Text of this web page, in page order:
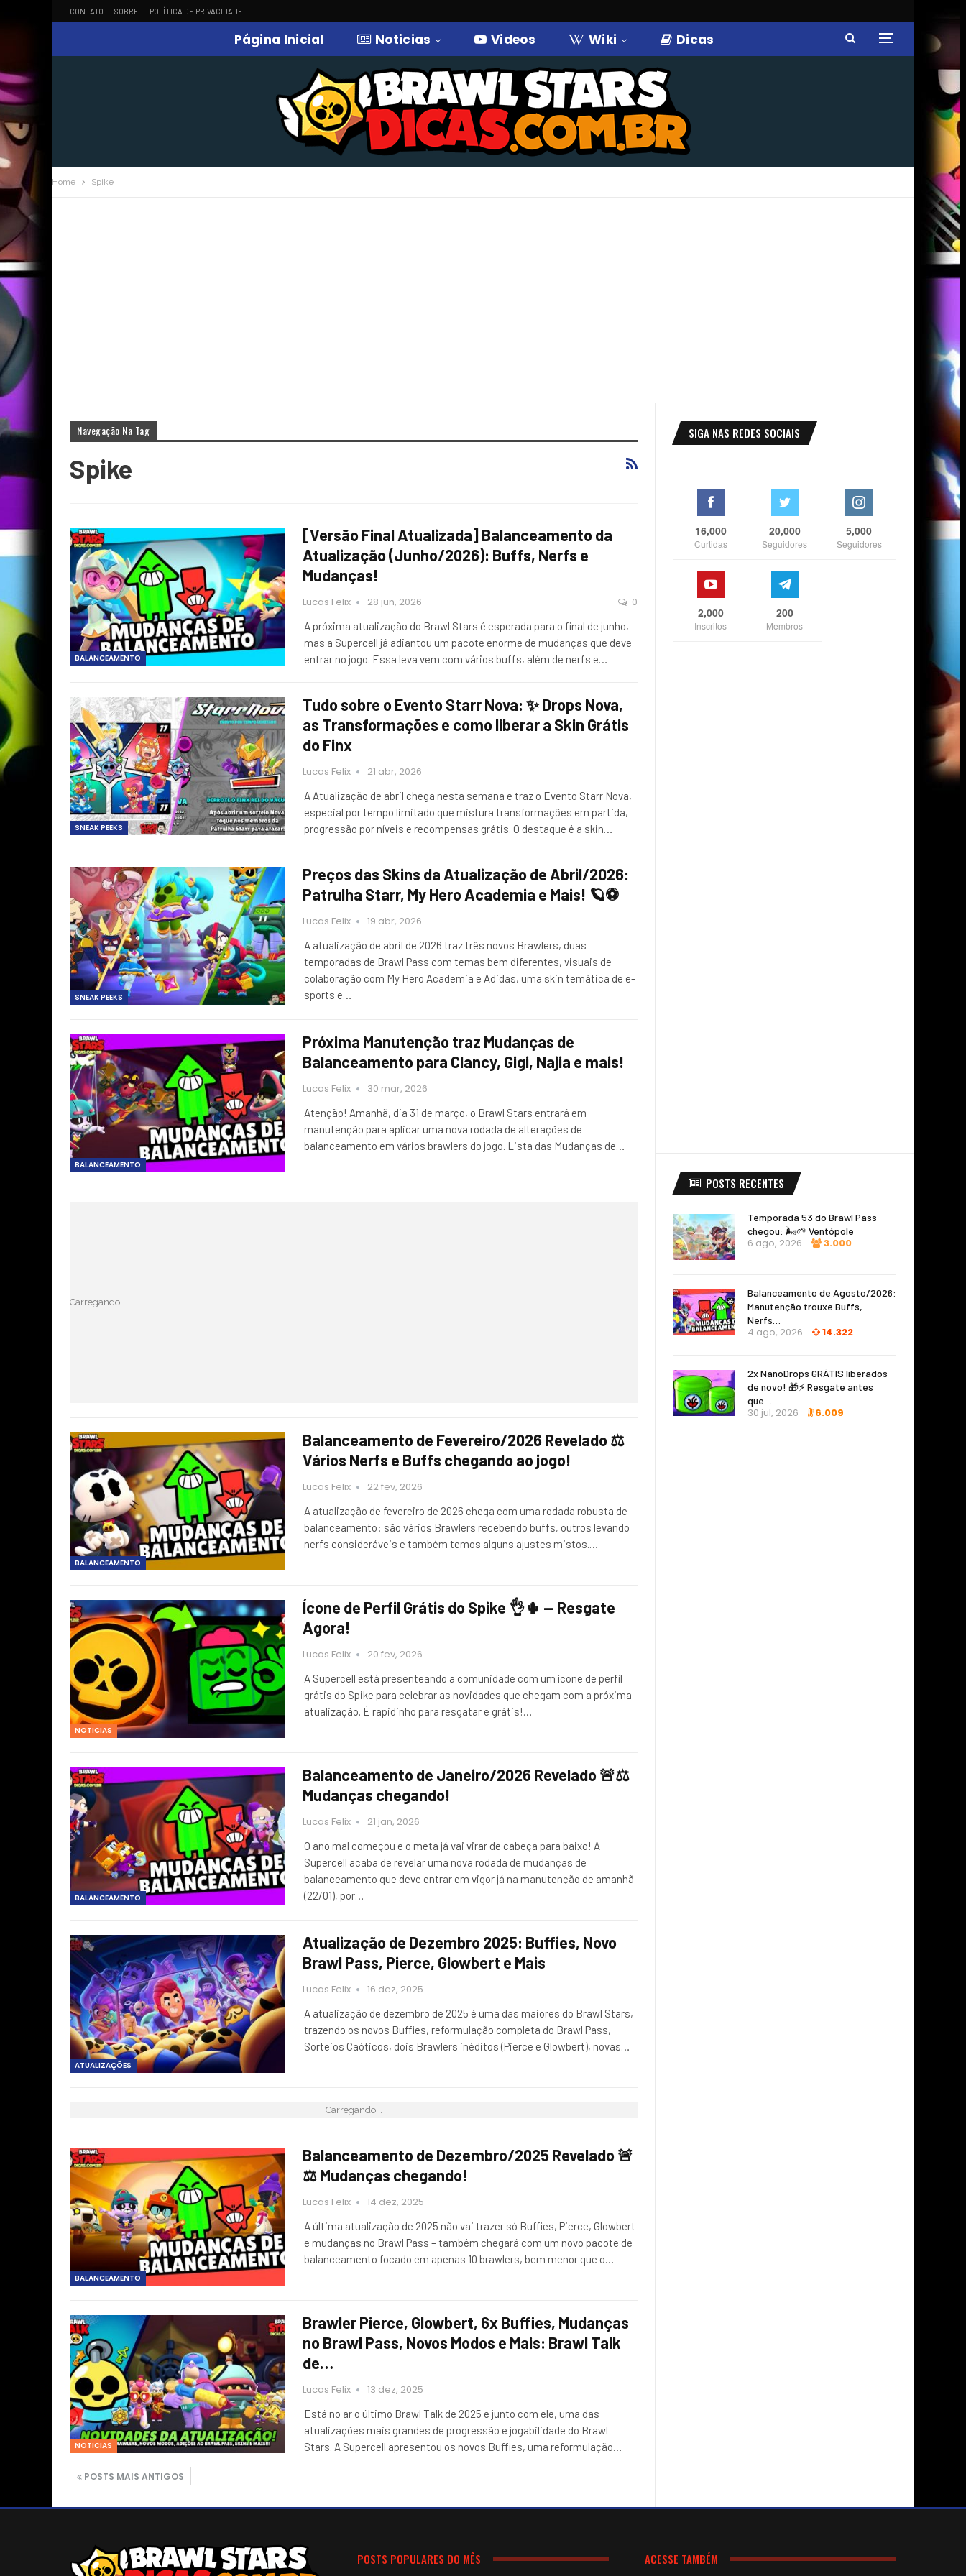
CONTATO SOBRE POLÍTICA DE PRIVACIDADE
Página Inicial Noticias Videos Wiki Dicas
Home Spike
Navegação Na Tag
Spike
BALANCEAMENTO
[Versão Final Atualizada] Balanceamento da
Atualização (Junho/2026): Buffs, Nerfs e
Mudanças!
Lucas Felix 28 jun, 2026 0
A próxima atualização do Brawl Stars é esperada para o final de junho,
mas a Supercell já adiantou um pacote enorme de mudanças que deve
entrar no jogo. Essa leva vem com vários buffs, além de nerfs e…
SNEAK PEEKS
Tudo sobre o Evento Starr Nova: ✨ Drops Nova,
as Transformações e como liberar a Skin Grátis
do Finx
Lucas Felix 21 abr, 2026
A Atualização de abril chega nesta semana e traz o Evento Starr Nova,
especial por tempo limitado que mistura transformações em partida,
progressão por níveis e recompensas grátis. O destaque é a skin…
SNEAK PEEKS
Preços das Skins da Atualização de Abril/2026:
Patrulha Starr, My Hero Academia e Mais! 🪐⚽
Lucas Felix 19 abr, 2026
A atualização de abril de 2026 traz três novos Brawlers, duas
temporadas de Brawl Pass com temas bem diferentes, visuais de
colaboração com My Hero Academia e Adidas, uma skin temática de e-
sports e…
BALANCEAMENTO
Próxima Manutenção traz Mudanças de
Balanceamento para Clancy, Gigi, Najia e mais!
Lucas Felix 30 mar, 2026
Atenção! Amanhã, dia 31 de março, o Brawl Stars entrará em
manutenção para aplicar uma nova rodada de alterações de
balanceamento em vários brawlers do jogo. Lista das Mudanças de…
Carregando...
BALANCEAMENTO
Balanceamento de Fevereiro/2026 Revelado ⚖️
Vários Nerfs e Buffs chegando ao jogo!
Lucas Felix 22 fev, 2026
A atualização de fevereiro de 2026 chega com uma rodada robusta de
balanceamento: são vários Brawlers recebendo buffs, outros levando
nerfs consideráveis e também temos alguns ajustes mistos.…
NOTICIAS
Ícone de Perfil Grátis do Spike 👌🌵 — Resgate
Agora!
Lucas Felix 20 fev, 2026
A Supercell está presenteando a comunidade com um ícone de perfil
grátis do Spike para celebrar as novidades que chegam com a próxima
atualização. É rapidinho para resgatar e grátis!…
BALANCEAMENTO
Balanceamento de Janeiro/2026 Revelado 🚨⚖️
Mudanças chegando!
Lucas Felix 21 jan, 2026
O ano mal começou e o meta já vai virar de cabeça para baixo! A
Supercell acaba de revelar uma nova rodada de mudanças de
balanceamento que deve entrar em vigor já na manutenção de amanhã
(22/01), por…
ATUALIZAÇÕES
Atualização de Dezembro 2025: Buffies, Novo
Brawl Pass, Pierce, Glowbert e Mais
Lucas Felix 16 dez, 2025
A atualização de dezembro de 2025 é uma das maiores do Brawl Stars,
trazendo os novos Buffies, reformulação completa do Brawl Pass,
Sorteios Caóticos, dois Brawlers inéditos (Pierce e Glowbert), novas…
Carregando...
BALANCEAMENTO
Balanceamento de Dezembro/2025 Revelado 🚨
⚖️ Mudanças chegando!
Lucas Felix 14 dez, 2025
A última atualização de 2025 não vai trazer só Buffies, Pierce, Glowbert
e mudanças no Brawl Pass – também chegará com um novo pacote de
balanceamento focado em apenas 10 brawlers, bem menor que o…
NOTICIAS
Brawler Pierce, Glowbert, 6x Buffies, Mudanças
no Brawl Pass, Novos Modos e Mais: Brawl Talk
de…
Lucas Felix 13 dez, 2025
Está no ar o último Brawl Talk de 2025 e junto com ele, uma das
atualizações mais grandes de progressão e jogabilidade do Brawl
Stars. A Supercell apresentou os novos Buffies, uma reformulação…
POSTS MAIS ANTIGOS
SIGA NAS REDES SOCIAIS
16,000
Curtidas
20,000
Seguidores
5,000
Seguidores
2,000
Inscritos
200
Membros
POSTS RECENTES
Temporada 53 do Brawl Pass
chegou: 🌬️🌱 Ventópole
6 ago, 2026 3.000
Balanceamento de Agosto/2026:
Manutenção trouxe Buffs,
Nerfs…
4 ago, 2026 14.322
2x NanoDrops GRÁTIS liberados
de novo! 🎁⚡ Resgate antes
que…
30 jul, 2026 6.009
POSTS POPULARES DO MÊS ACESSE TAMBÉM